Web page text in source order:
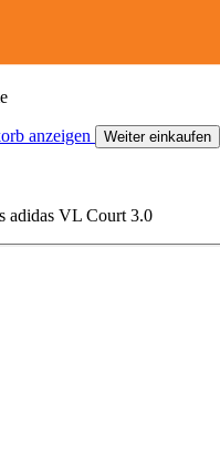
anzeigen Weiter einkaufen
adidas VL Court 3.0